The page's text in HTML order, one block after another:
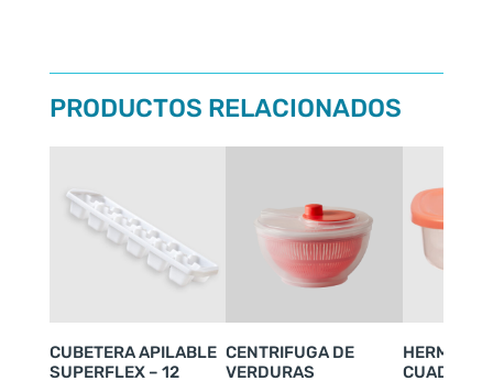
PRODUCTOS RELACIONADOS
CUBETERA APILABLE
SUPERFLEX – 12
CENTRIFUGA DE
VERDURAS